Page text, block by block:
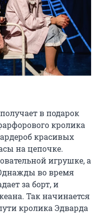
в подарок
кролика
красивых
на цепочке.
игрушке, а
во время
за борт, и
Так начинается
кролика Эдварда